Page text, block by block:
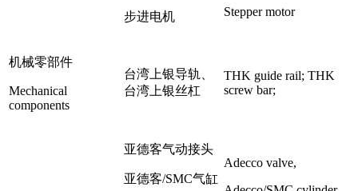
步进电机
Stepper motor
机械零部件
Mechanical
components
台湾上银导轨、
台湾上银丝杠
THK guide rail; THK
screw bar;
亚德客气动接头
亚德客/SMC气缸
Adecco valve,